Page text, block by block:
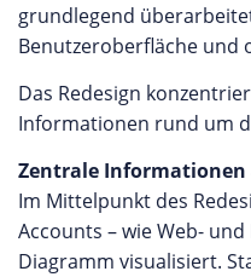
grundlegend
Benutzeroberfläche
Das Redesign
Informationen rund um
Zentrale Informationen
Im Mittelpunkt des
Accounts – wie Web-
Diagramm visualisiert.